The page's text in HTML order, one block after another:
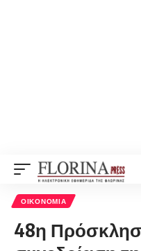
ΟΙΚΟΝΟΜΊΑ
48η